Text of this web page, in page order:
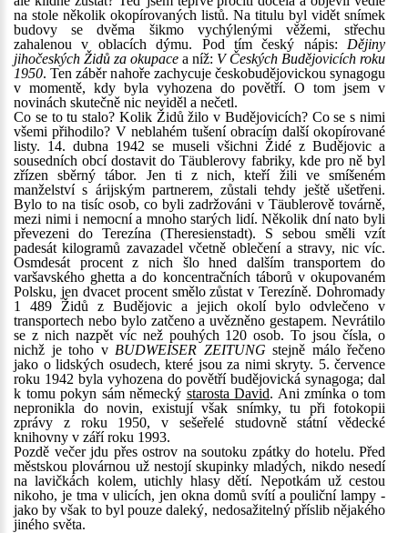
na stole několik okopírovaných listů. Na titulu byl vidět snímek
budovy se dvěma šikmo vychýlenými věžemi, střechu
zahalenou v oblacích dýmu. Pod tím český nápis: Dějiny
jihočeských Židů za okupace a níž: V Českých Budějovicích roku
1950. Ten záběr nahoře zachycuje českobudějovickou synagogu
v momentě, kdy byla vyhozena do povětří. O tom jsem v
novinách skutečně nic neviděl a nečetl.
Co se to tu stalo? Kolik Židů žilo v Budějovicích? Co se s nimi
všemi přihodilo? V neblahém tušení obracím další okopírované
listy. 14. dubna 1942 se museli všichni Židé z Budějovic a
sousedních obcí dostavit do Täublerovy fabriky, kde pro ně byl
zřízen sběrný tábor. Jen ti z nich, kteří žili ve smíšeném
manželství s árijským partnerem, zůstali tehdy ještě ušetřeni.
Bylo to na tisíc osob, co byli zadržováni v Täublerově továrně,
mezi nimi i nemocní a mnoho starých lidí. Několik dní nato byli
převezeni do Terezína (Theresienstadt). S sebou směli vzít
padesát kilogramů zavazadel včetně oblečení a stravy, nic víc.
Osmdesát procent z nich šlo hned dalším transportem do
varšavského ghetta a do koncentračních táborů v okupovaném
Polsku, jen dvacet procent smělo zůstat v Terezíně. Dohromady
1 489 Židů z Budějovic a jejich okolí bylo odvlečeno v
transportech nebo bylo zatčeno a uvězněno gestapem. Nevrátilo
se z nich nazpět víc než pouhých 120 osob. To jsou čísla, o
nichž je toho v BUDWEISER ZEITUNG stejně málo řečeno
jako o lidských osudech, které jsou za nimi skryty. 5. července
roku 1942 byla vyhozena do povětří budějovická synagoga; dal
k tomu pokyn sám německý starosta David. Ani zmínka o tom
nepronikla do novin, existují však snímky, tu při fotokopii
zprávy z roku 1950, v sešeřelé studovně státní vědecké
knihovny v září roku 1993.
Pozdě večer jdu přes ostrov na soutoku zpátky do hotelu. Před
městskou plovárnou už nestojí skupinky mladých, nikdo nesedí
na lavičkách kolem, utichly hlasy dětí. Nepotkám už cestou
nikoho, je tma v ulicích, jen okna domů svítí a pouliční lampy -
jako by však to byl pouze daleký, nedosažitelný příslib nějakého
jiného světa.